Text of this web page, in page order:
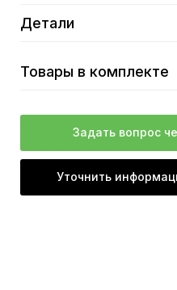
Детали
Товары в комплекте
Задать вопрос
Уточнить